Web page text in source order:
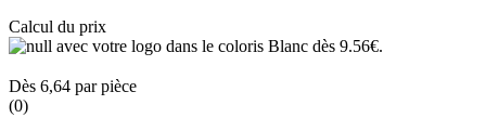
Calcul du prix
Dès 6,64 par pièce
(0)